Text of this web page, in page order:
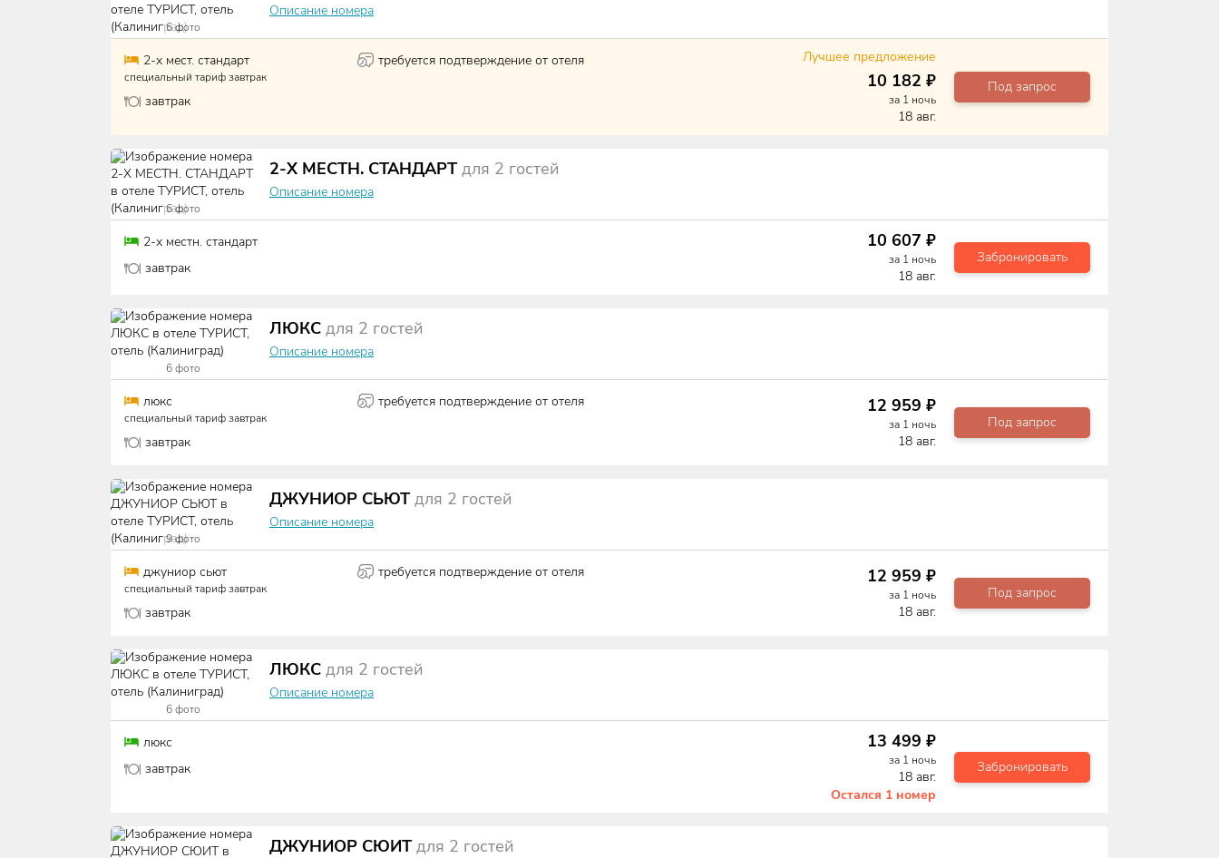
6фото
Описание номера
2-х мест. стандарт
специальный тариф завтрак
завтрак
требуется подтверждение от отеля Лучшее предложение
10 182 ₽
за 1 ночь
18 авг.
Под запрос
6фото
2-Х МЕСТН. СТАНДАРТ для 2 гостей
Описание номера
2-х местн. стандарт
завтрак
10 607 ₽
за 1 ночь
18 авг.
Забронировать
6 фото
ЛЮКС для 2 гостей
Описание номера
люкс
специальный тариф завтрак
завтрак
требуется подтверждение от отеля 12 959 ₽
за 1 ночь
18 авг.
Под запрос
9фото
ДЖУНИОР СЬЮТ для 2 гостей
Описание номера
джуниор сьют
специальный тариф завтрак
завтрак
требуется подтверждение от отеля 12 959 ₽
за 1 ночь
18 авг.
Под запрос
6 фото
ЛЮКС для 2 гостей
Описание номера
люкс
завтрак
Остался 1 номер
13 499 ₽
за 1 ночь
18 авг.
Забронировать
ДЖУНИОР СЮИТ для 2 гостей